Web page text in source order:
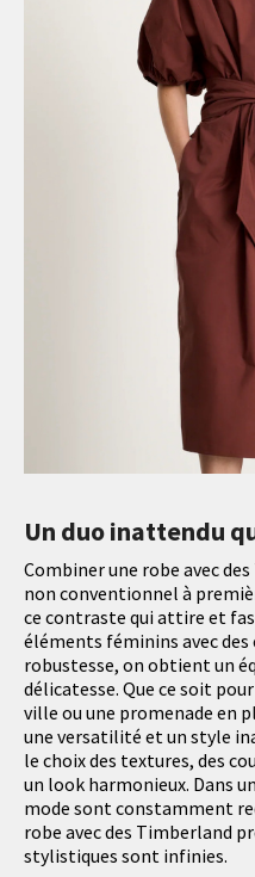
Un duo inattendu
Combiner une robe avec
non conventionnel à
ce contraste qui attire et
éléments féminins avec
robustesse, on obtient un
délicatesse. Que ce soit
ville ou une promenade en
une versatilité et un style
le choix des textures, des
un look harmonieux. Dans
mode sont constamment
robe avec des Timberland
stylistiques sont infinies.